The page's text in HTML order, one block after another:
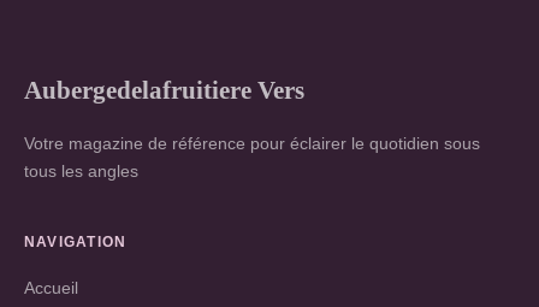
Aubergedelafruitiere Vers
Votre magazine de référence pour éclairer le quotidien sous
tous les angles
NAVIGATION
Accueil